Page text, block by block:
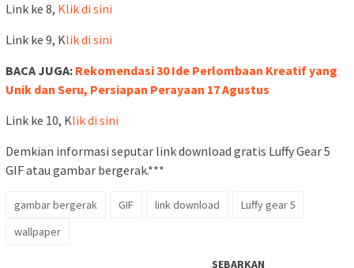
Link ke 8, Klik di sini
Link ke 9, Klik di sini
BACA JUGA: Rekomendasi 30 Ide Perlombaan Kreatif yang
Unik dan Seru, Persiapan Perayaan 17 Agustus
Link ke 10, Klik di sini
Demkian informasi seputar link download gratis Luffy Gear 5
GIF atau gambar bergerak.***
gambar bergerak GIF link download
Luffy gear 5
wallpaper
SEBARKAN